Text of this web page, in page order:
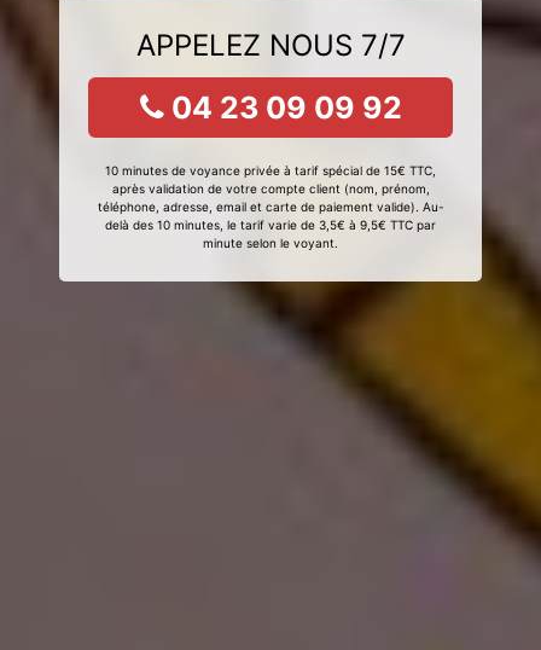
APPELEZ NOUS 7/7
04 23 09 09 92
10 minutes de voyance privée à tarif spécial de 15€ TTC,
après validation de votre compte client (nom, prénom,
téléphone, adresse, email et carte de paiement valide). Au-
delà des 10 minutes, le tarif varie de 3,5€ à 9,5€ TTC par
minute selon le voyant.